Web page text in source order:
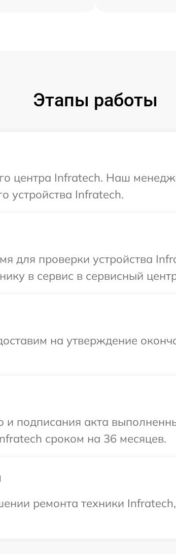
Этапы работы
центра Infratech. Наш
устройства Infratech.
для проверки устройства
в сервис в сервисный
на утверждение
и подписания акта
сроком на 36 месяцев.
ремонта техники